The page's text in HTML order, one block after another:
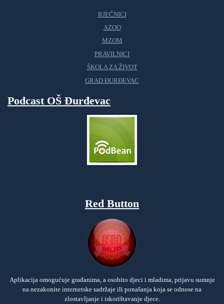
RJEČNICI
AZOO
MZOM
PRAVILNICI
ŠKOLA ZA ŽIVOT
GRAD ĐURĐEVAC
Podcast OŠ Đurđevac
Red Button
Aplikacija omogućuje građanima, a osobito djeci i mladima, prijavu sumnje
na nezakonite internetske sadržaje ili ponašanja koja se odnose na
zlostavljanje i iskorištavanje djece.